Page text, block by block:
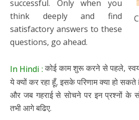
successful. Only when you
think deeply and find
satisfactory answers to these
questions, go ahead.
In Hindi :कोई काम शुरू करने से पहले,
ये क्यों कर रहा हूँ, इसके परिणाम क्या हो
और जब गहराई से सोचने पर इन प्रश्नों के
तभी आगे बढिए.